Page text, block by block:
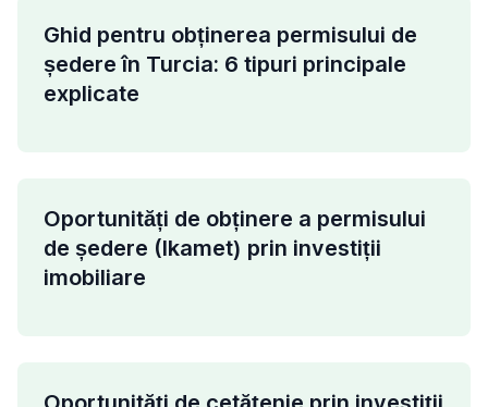
Ghid pentru obținerea permisului de
ședere în Turcia: 6 tipuri principale
explicate
Oportunități de obținere a permisului
de ședere (Ikamet) prin investiții
imobiliare